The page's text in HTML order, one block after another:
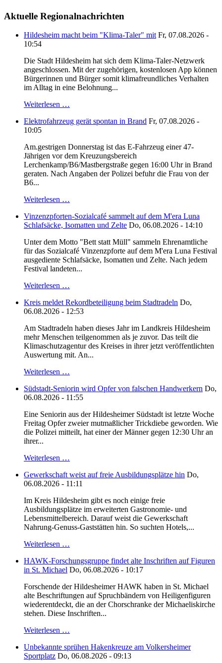
Aktuelle Regionalnachrichten
Hildesheim macht beim "Klima-Taler" mit Fr, 07.08.2026 -
10:54
Die Stadt Hildesheim hat sich dem Klima-Taler-Netzwerk
angeschlossen. Mit der zugehörigen, kostenlosen App können
Bürgerinnen und Bürger somit klimafreundliches Verhalten
im Alltag in eine Belohnung...
Weiterlesen …
Elektrofahrzeug gerät spontan in Brand Fr, 07.08.2026 -
10:05
Am.gestrigen Donnerstag ist das E-Fahrzeug einer 47-
Jährigen vor dem Kreuzungsbereich
Lerchenkamp/B6/Mastbergstraße gegen 16:00 Uhr in Brand
geraten. Nach Angaben der Polizei befuhr die Frau von der
B6...
Weiterlesen …
Vinzenzpforten-Sozialcafé sammelt auf dem M'era Luna
Schlafsäcke, Isomatten und Zelte Do, 06.08.2026 - 14:10
Unter dem Motto "Bett statt Müll" sammeln Ehrenamtliche
für das Sozialcafé Vinzenzpforte auf dem M'era Luna Festival
ausgediente Schlafsäcke, Isomatten und Zelte. Nach jedem
Festival landeten...
Weiterlesen …
Kreis meldet Rekordbeteiligung beim Stadtradeln Do,
06.08.2026 - 12:53
Am Stadtradeln haben dieses Jahr im Landkreis Hildesheim
mehr Menschen teilgenommen als je zuvor. Das teilt die
Klimaschutzagentur des Kreises in ihrer jetzt veröffentlichten
Auswertung mit. An...
Weiterlesen …
Südstadt-Seniorin wird Opfer von falschen Handwerkern Do,
06.08.2026 - 11:55
Eine Seniorin aus der Hildesheimer Südstadt ist letzte Woche
Freitag Opfer zweier mutmaßlicher Trickdiebe geworden. Wie
die Polizei mitteilt, hat einer der Männer gegen 12:30 Uhr an
ihrer...
Weiterlesen …
Gewerkschaft weist auf freie Ausbildungsplätze hin Do,
06.08.2026 - 11:11
Im Kreis Hildesheim gibt es noch einige freie
Ausbildungsplätze im erweiterten Gastronomie- und
Lebensmittelbereich. Darauf weist die Gewerkschaft
Nahrung-Genuss-Gaststätten hin. So suchten Hotels,...
Weiterlesen …
HAWK-Forschungsgruppe findet alte Inschriften auf Figuren
in St. Michael Do, 06.08.2026 - 10:17
Forschende der Hildesheimer HAWK haben in St. Michael
alte Beschriftungen auf Spruchbändern von Heiligenfiguren
wiederentdeckt, die an der Chorschranke der Michaeliskirche
stehen. Diese Inschriften...
Weiterlesen …
Unbekannte sprühen Hakenkreuze am Volkersheimer
Sportplatz Do, 06.08.2026 - 09:13